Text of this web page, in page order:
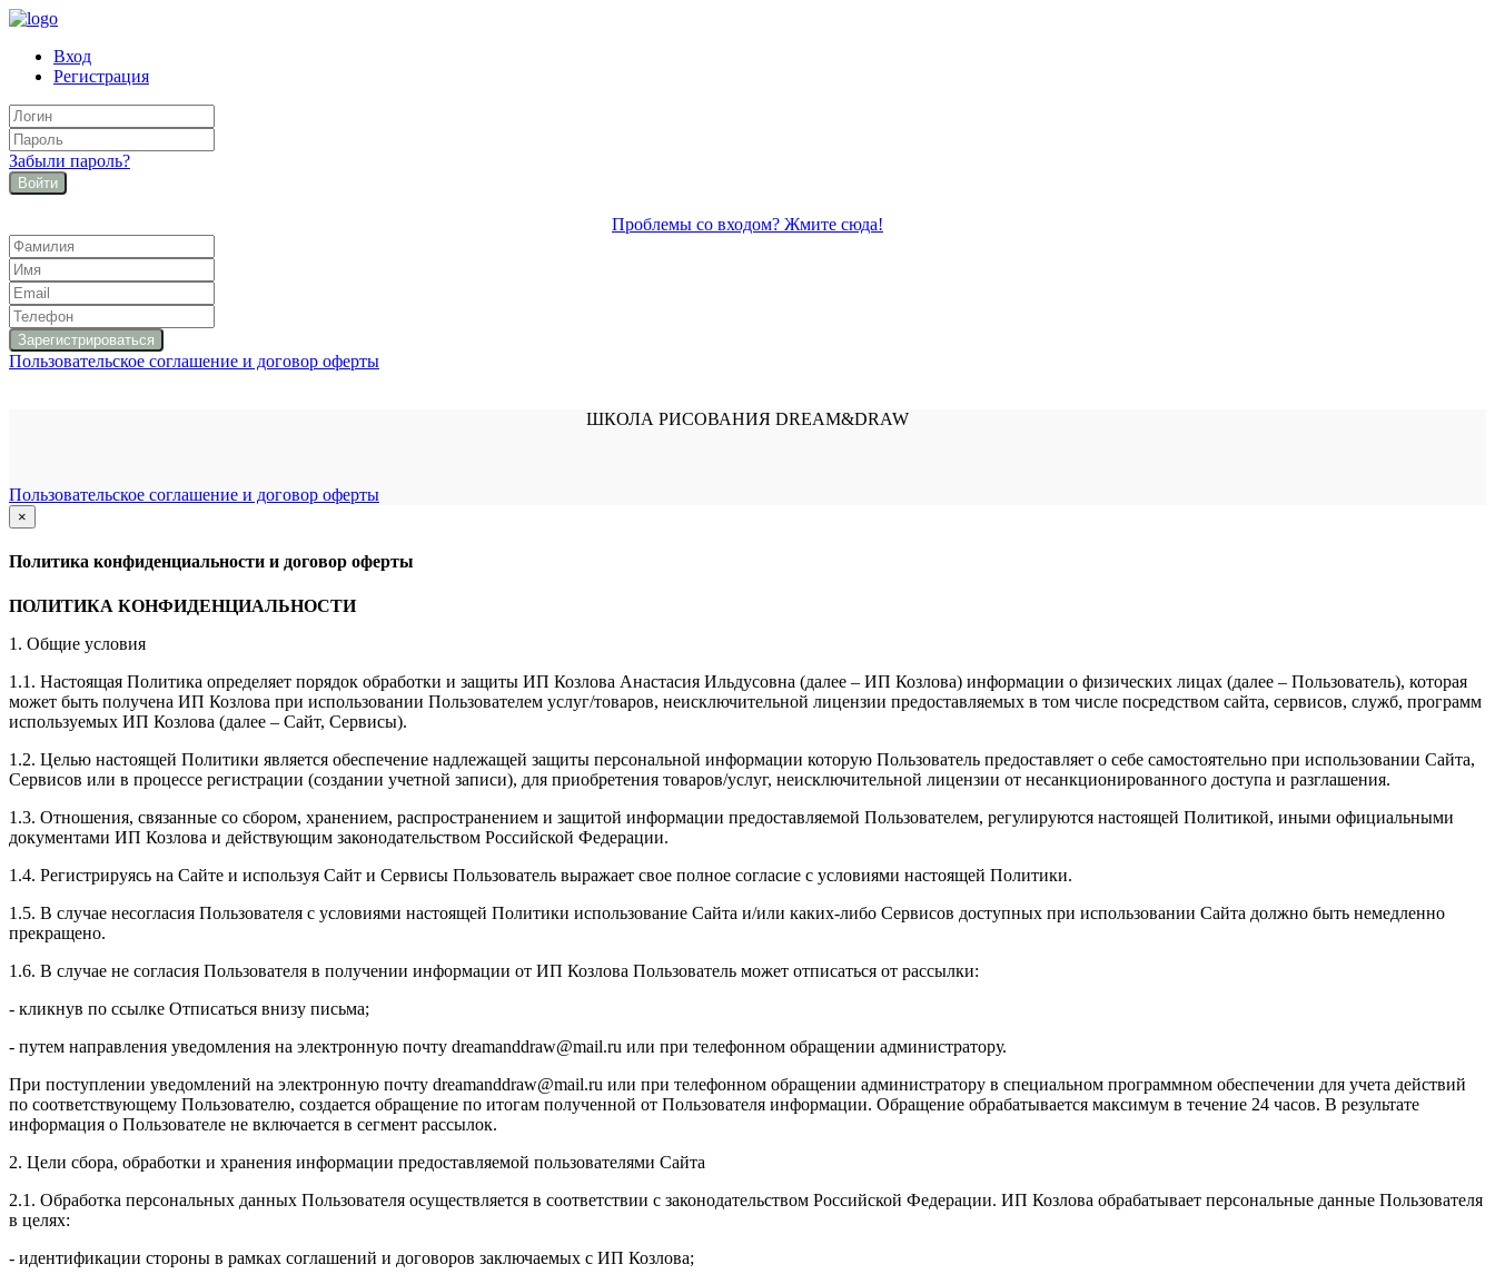
Вход
Регистрация
Забыли пароль?
Войти
Проблемы со входом? Жмите сюда!
Пользовательское соглашение и договор оферты
ШКОЛА РИСОВАНИЯ DREAM&DRAW
Пользовательское соглашение и договор оферты
×
закрыть
Политика конфиденциальности и договор оферты
ПОЛИТИКА КОНФИДЕНЦИАЛЬНОСТИ
1. Общие условия
1.1. Настоящая Политика определяет порядок обработки и защиты ИП Козлова Анастасия Ильдусовна (далее – ИП Козлова) информации о физических лицах (далее – Пользователь), которая
может быть получена ИП Козлова при использовании Пользователем услуг/товаров, неисключительной лицензии предоставляемых в том числе посредством сайта, сервисов, служб, программ
используемых ИП Козлова (далее – Сайт, Сервисы).
1.2. Целью настоящей Политики является обеспечение надлежащей защиты персональной информации которую Пользователь предоставляет о себе самостоятельно при использовании Сайта,
Сервисов или в процессе регистрации (создании учетной записи), для приобретения товаров/услуг, неисключительной лицензии от несанкционированного доступа и разглашения.
1.3. Отношения, связанные со сбором, хранением, распространением и защитой информации предоставляемой Пользователем, регулируются настоящей Политикой, иными официальными
документами ИП Козловa и действующим законодательством Российской Федерации.
1.4. Регистрируясь на Сайте и используя Сайт и Сервисы Пользователь выражает свое полное согласие с условиями настоящей Политики.
1.5. В случае несогласия Пользователя с условиями настоящей Политики использование Сайта и/или каких-либо Сервисов доступных при использовании Сайта должно быть немедленно
прекращено.
1.6. В случае не согласия Пользователя в получении информации от ИП Козлова Пользователь может отписаться от рассылки:
- кликнув по ссылке Отписаться внизу письма;
- путем направления уведомления на электронную почту dreamanddraw@mail.ru или при телефонном обращении администратору.
При поступлении уведомлений на электронную почту dreamanddraw@mail.ru или при телефонном обращении администратору в специальном программном обеспечении для учета действий
по соответствующему Пользователю, создается обращение по итогам полученной от Пользователя информации. Обращение обрабатывается максимум в течение 24 часов. В результате
информация о Пользователе не включается в сегмент рассылок.
2. Цели сбора, обработки и хранения информации предоставляемой пользователями Сайта
2.1. Обработка персональных данных Пользователя осуществляется в соответствии с законодательством Российской Федерации. ИП Козловa обрабатывает персональные данные Пользователя
в целях:
- идентификации стороны в рамках соглашений и договоров заключаемых с ИП Козлова;